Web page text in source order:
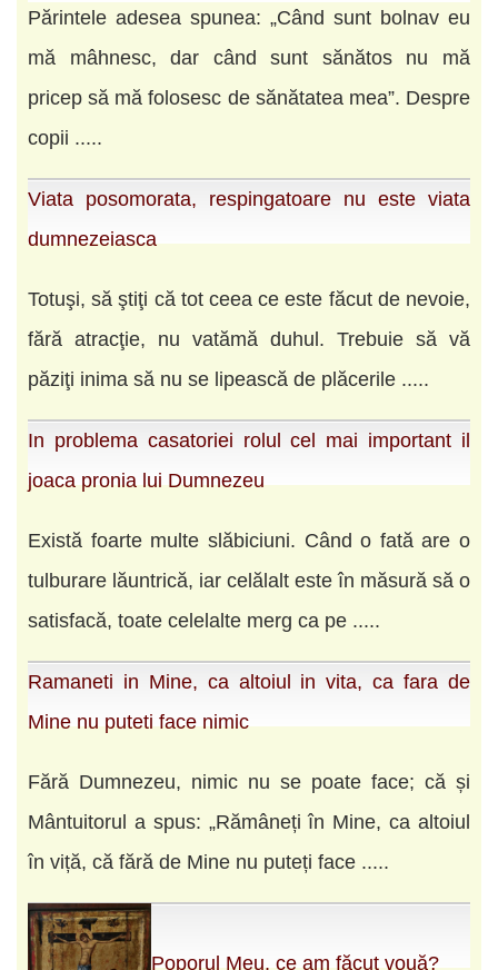
Părintele adesea spunea: „Când sunt bolnav eu
mă mâhnesc, dar când sunt sănătos nu mă
pricep să mă folosesc de sănătatea mea”. Despre
copii .....
Viata posomorata, respingatoare nu este viata
dumnezeiasca
Totuşi, să ştiţi că tot ceea ce este făcut de nevoie,
fără atracţie, nu vatămă duhul. Trebuie să vă
păziţi inima să nu se lipească de plăcerile .....
In problema casatoriei rolul cel mai important il
joaca pronia lui Dumnezeu
Există foarte multe slăbiciuni. Când o fată are o
tulburare lăuntrică, iar celălalt este în măsură să o
satisfacă, toate celelalte merg ca pe .....
Ramaneti in Mine, ca altoiul in vita, ca fara de
Mine nu puteti face nimic
Fără Dumnezeu, nimic nu se poate face; că și
Mântuitorul a spus: „Rămâneți în Mine, ca altoiul
în viță, că fără de Mine nu puteți face .....
Poporul Meu, ce am făcut vouă?